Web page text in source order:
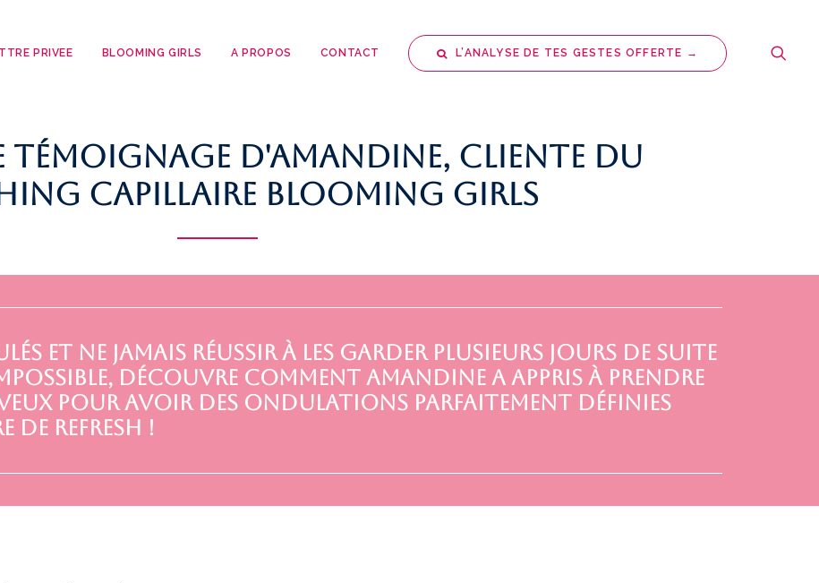
PRIVEE BLOOMING GIRLS A PROPOS CONTACT L’ANALYSE DE TES GESTES OFFERTE →
témoignage d'Amandine, cliente du
capillaire Blooming Girls
et ne jamais réussir à les garder plusieurs jours de suite
découvre comment Amandine a appris à prendre
pour avoir des ondulations parfaitement définies
de refresh !